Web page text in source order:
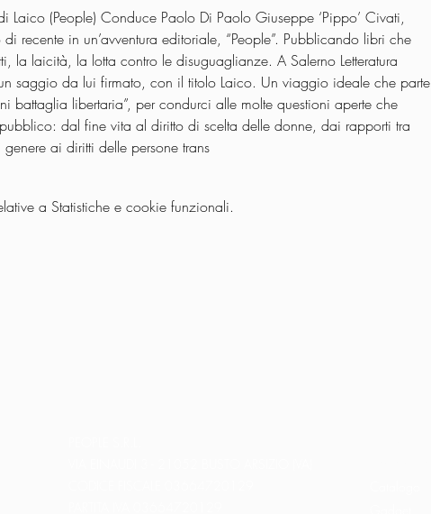
(People) Conduce Paolo Di Paolo Giuseppe ‘Pippo’ Civati,
in un’avventura editoriale, “People”. Pubblicando libri che
la laicità, la lotta contro le disuguaglianze. A Salerno Letteratura
saggio da lui firmato, con il titolo Laico. Un viaggio ideale che parte
libertaria”, per condurci alle molte questioni aperte che
dal fine vita al diritto di scelta delle donne, dai rapporti tra
ai diritti delle persone trans
a Statistiche e cookie funzionali.